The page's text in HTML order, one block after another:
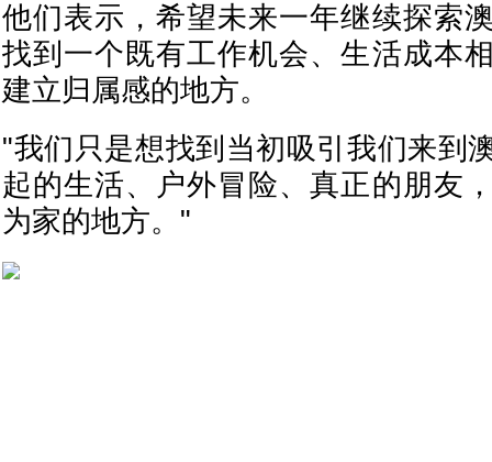
他们表示，希望未来一年继续探索
找到一个既有工作机会、生活成本
建立归属感的地方。
"我们只是想找到当初吸引我们来到
起的生活、户外冒险、真正的朋友
为家的地方。"